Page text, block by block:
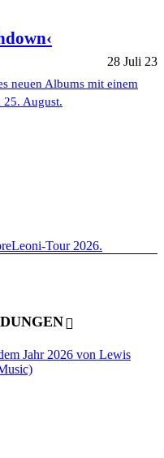
28 Juli 23
neuen Albums mit einem
25. August.